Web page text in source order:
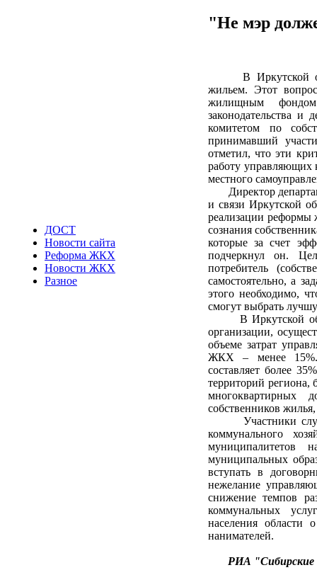
ДОСТ
Новости сайта
Реформа ЖКХ
Новости ЖКХ
Разное
"Не мэр
В Иркутской
жильем. Этот
жилищным
законодательства
комитетом по
принимавший
отметил, что эти
работу управляющих
местного
Директор
и связи Иркутской
реализации реформы
сознания
которые за счет
подчеркнул он.
потребитель
самостоятельно, а
этого необходимо,
смогут выбрать
В Иркутской
организации,
объеме затрат
ЖКХ – менее 15%.
составляет более
территорий региона,
многоквартирных
собственников
Участники
коммунального
муниципалитетов
муниципальных
вступать в
нежелание
снижение темпов
коммунальных
населения области
нанимателей.
РИА "Сибирские